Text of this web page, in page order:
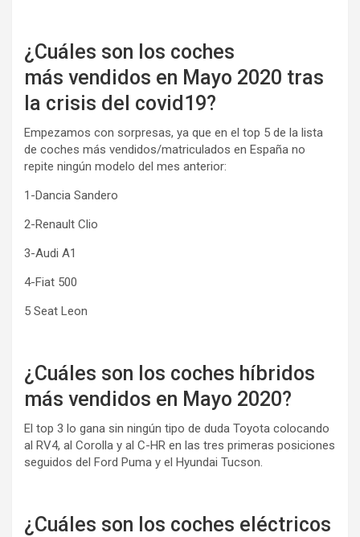
¿Cuáles son los coches
más vendidos en Mayo 2020 tras
la crisis del covid19?
Empezamos con sorpresas, ya que en el top 5 de la lista
de coches más vendidos/matriculados en España no
repite ningún modelo del mes anterior:
1-Dancia Sandero
2-Renault Clio
3-Audi A1
4-Fiat 500
5 Seat Leon
¿Cuáles son los coches híbridos
más vendidos en Mayo 2020?
El top 3 lo gana sin ningún tipo de duda Toyota colocando
al RV4, al Corolla y al C-HR en las tres primeras posiciones
seguidos del Ford Puma y el Hyundai Tucson.
¿Cuáles son los coches eléctricos